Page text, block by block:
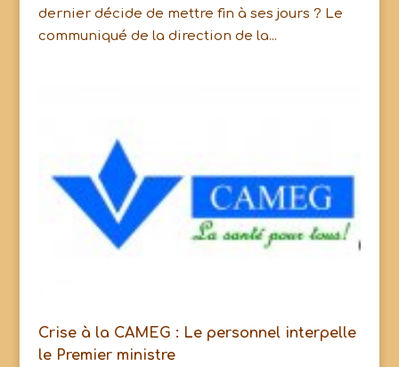
dernier décide de mettre fin à ses jours ? Le
communiqué de la direction de la...
Crise à la CAMEG : Le personnel interpelle
le Premier ministre